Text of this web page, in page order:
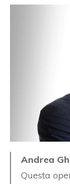
Andrea
Questa